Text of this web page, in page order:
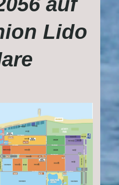
Lido